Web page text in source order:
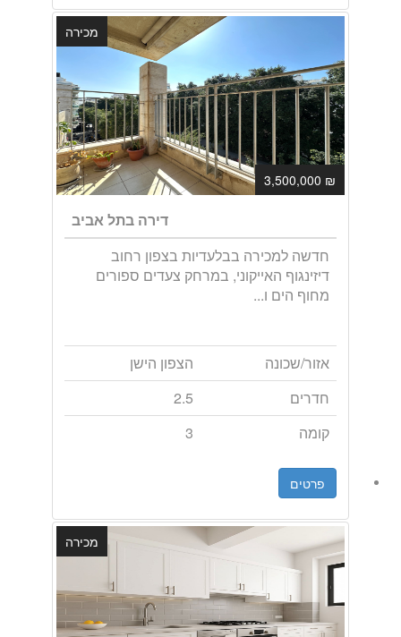
₪ 3,500,000
מכירה
דירה בתל אביב
חדשה למכירה בבלעדיות בצפון רחוב
דיזינגוף האייקוני, במרחק צעדים ספורים
מחוף הים ו...
אזור/שכונה
הצפון הישן
חדרים
2.5
קומה
3
פרטים
מכירה